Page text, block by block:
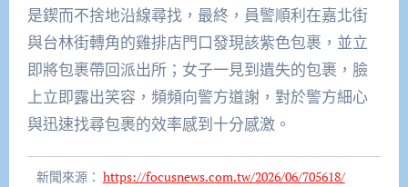
是鍥而不捨地沿線尋找，最終，員警順利在嘉北街
與台林街轉角的雞排店門口發現該紫色包裹，並立
即將包裹帶回派出所；女子一見到遺失的包裹，臉
上立即露出笑容，頻頻向警方道謝，對於警方細心
與迅速找尋包裹的效率感到十分感激。
新聞來源： https://focusnews.com.tw/2026/06/705618/